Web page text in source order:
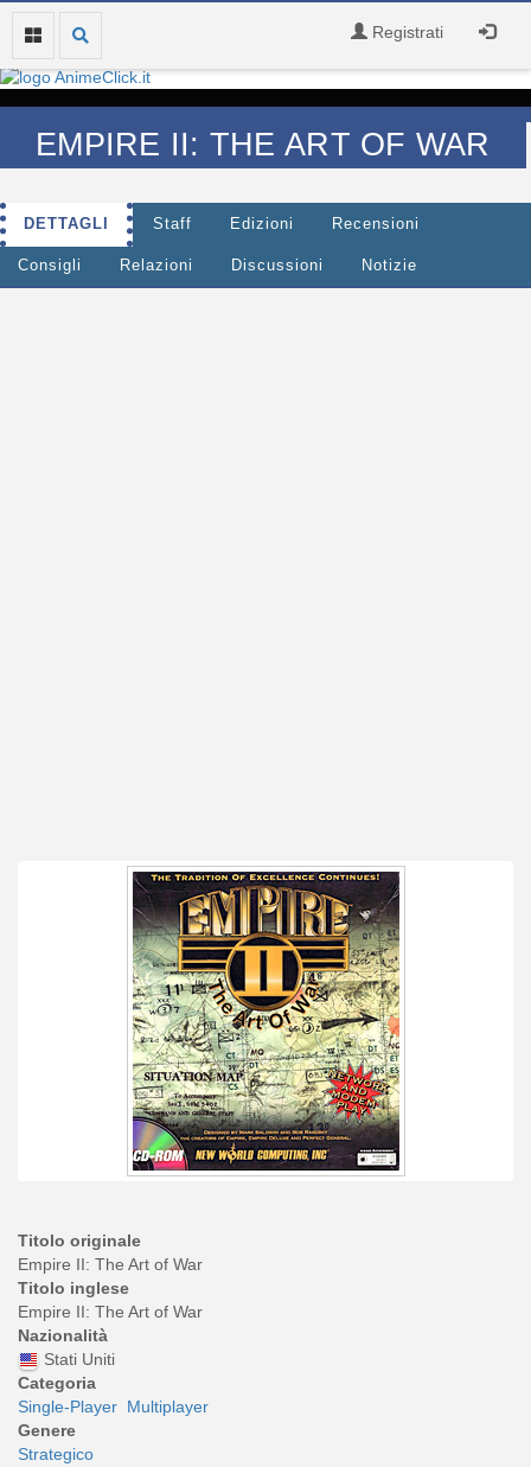
Registrati
EMPIRE II: THE ART OF WAR
DETTAGLI Staff Edizioni Recensioni
Consigli Relazioni Discussioni Notizie
Titolo originale
Empire II: The Art of War
Titolo inglese
Empire II: The Art of War
Nazionalità
Stati Uniti
Categoria
Single-Player Multiplayer
Genere
Strategico